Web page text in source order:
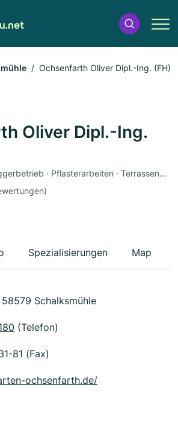
Ochsenfarth Oliver Dipl.-Ing. (FH)
Oliver Dipl.-Ing.
Landschaftsbau · Baggerbetrieb · Pflasterarbeiten · Terrassengestaltung · Poolbau · Teichbau · Zaunbau
Spezialisierungen Map
58579 Schalksmühle
(Telefon)
81 (Fax)
ochsenfarth.de/